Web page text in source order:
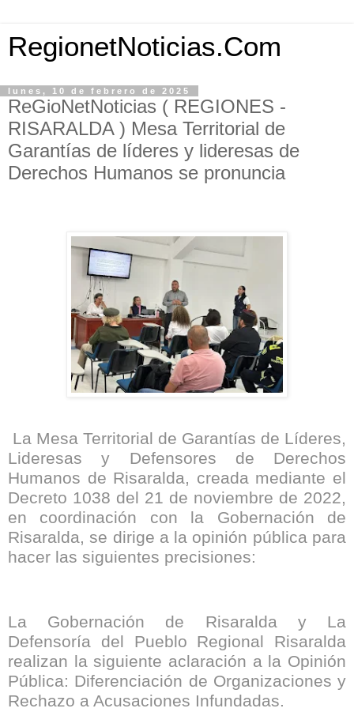
RegionetNoticias.Com
lunes, 10 de febrero de 2025
ReGioNetNoticias ( REGIONES -
RISARALDA ) Mesa Territorial de
Garantías de líderes y lideresas de
Derechos Humanos se pronuncia
La Mesa Territorial de Garantías de Líderes,
Lideresas y Defensores de Derechos
Humanos de Risaralda, creada mediante el
Decreto 1038 del 21 de noviembre de 2022,
en coordinación con la Gobernación de
Risaralda, se dirige a la opinión pública para
hacer las siguientes precisiones:
La Gobernación de Risaralda y La
Defensoría del Pueblo Regional Risaralda
realizan la siguiente aclaración a la Opinión
Pública: Diferenciación de Organizaciones y
Rechazo a Acusaciones Infundadas.